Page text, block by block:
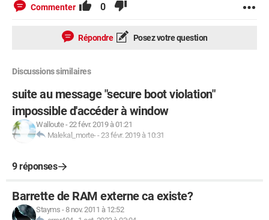
Commenter 0
Répondre Posez votre question
Discussions similaires
suite au message "secure boot violation"
impossible d'accéder à window
Walloute-22 févr. 2019 à 01:21
Malekal_morte--23 févr. 2019 à 10:31
9 réponses
Barrette de RAM externe ca existe?
Stayms -8 nov. 2011 à 12:52